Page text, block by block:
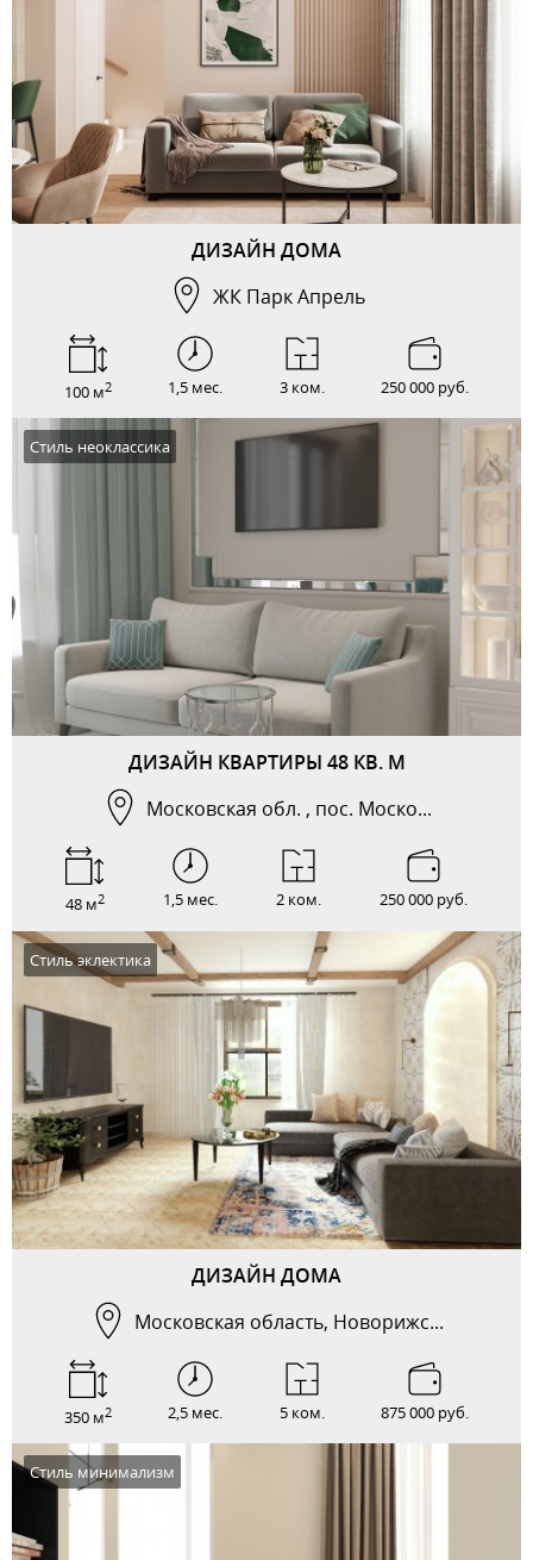
ДИЗАЙН ДОМА
ЖК Парк Апрель
100 м2 1,5 мес. 3 ком. 250 000 руб.
ДИЗАЙН КВАРТИРЫ 48 КВ. М
Московская обл. , пос. Моско...
Стиль неоклассика
48 м2 1,5 мес. 2 ком. 250 000 руб.
ДИЗАЙН ДОМА
Московская область, Новорижс...
Стиль эклектика
350 м2 2,5 мес. 5 ком. 875 000 руб.
Стиль минимализм